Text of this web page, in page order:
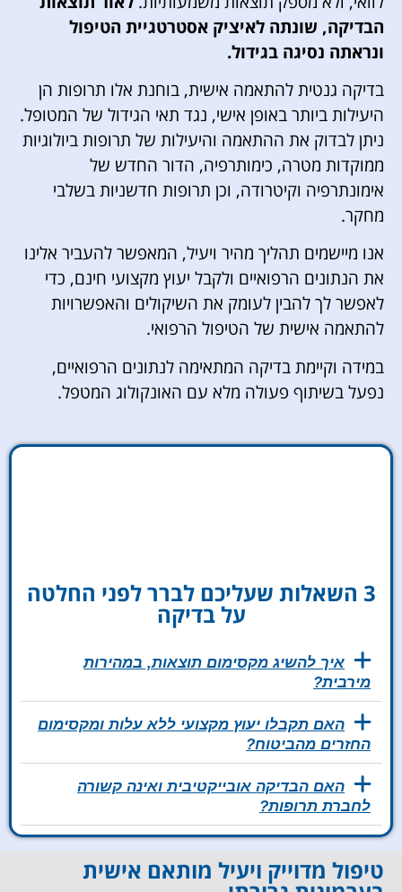
הבדיקה, שונתה לאיציק אסטרטגיית הטיפול
ונראתה נסיגה בגידול.
בדיקה גנטית להתאמה אישית, בוחנת אלו תרופות הן
היעילות ביותר באופן אישי, נגד תאי הגידול של המטופל.
ניתן לבדוק את ההתאמה והיעילות של תרופות ביולוגיות
ממוקדות מטרה, כימותרפיה, הדור החדש של
אימונתרפיה וקיטרודה, וכן תרופות חדשניות בשלבי
מחקר.
אנו מיישמים תהליך מהיר ויעיל, המאפשר להעביר אלינו
את הנתונים הרפואיים ולקבל יעוץ מקצועי חינם, כדי
לאפשר לך להבין לעומק את השיקולים והאפשרויות
להתאמה אישית של הטיפול הרפואי.
במידה וקיימת בדיקה המתאימה לנתונים הרפואיים,
נפעל בשיתוף פעולה מלא עם האונקולוג המטפל.
3 השאלות שעליכם לברר לפני החלטה
על בדיקה
איך להשיג מקסימום תוצאות, במהירות
מירבית?
האם תקבלו יעוץ מקצועי ללא עלות ומקסימום
החזרים מהביטוח?
האם הבדיקה אובייקטיבית ואינה קשורה
לחברת תרופות?
טיפול מדוייק ויעיל מותאם אישית